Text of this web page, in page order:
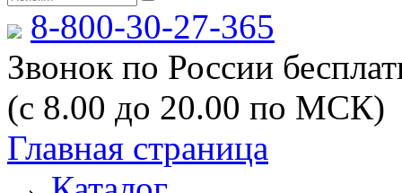
8-800-30-27-365
Звонок по России
(с 8.00 до 20.00 по МСК)
Главная страница